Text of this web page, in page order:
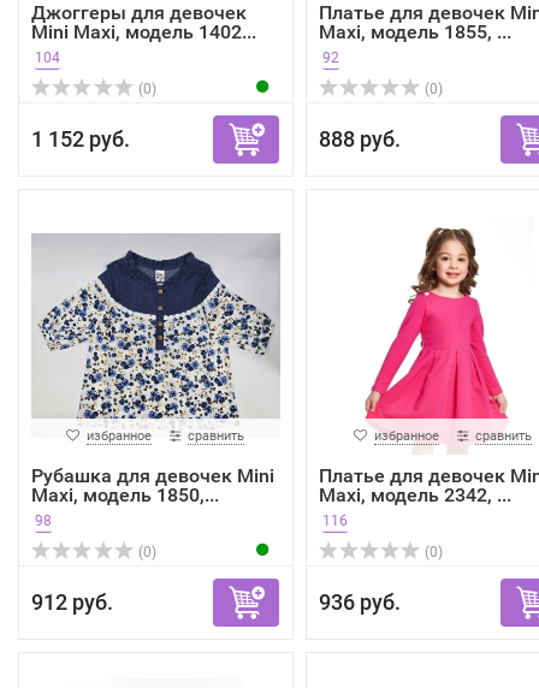
Джоггеры для девочек
Mini Maxi, модель 1402...
104
(0)
1 152 руб.
Платье для девочек
Maxi, модель 1855, ...
92
(0)
888 руб.
избранное сравнить
Рубашка для девочек Mini
Maxi, модель 1850,...
98
(0)
912 руб.
избранное сравнить
Платье для девочек
Maxi, модель 2342, ...
116
(0)
936 руб.